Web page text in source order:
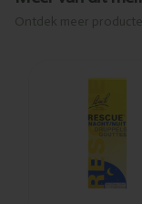
Ontdek meer
Toegevoegd
Bach Rescue
remedy
druppels